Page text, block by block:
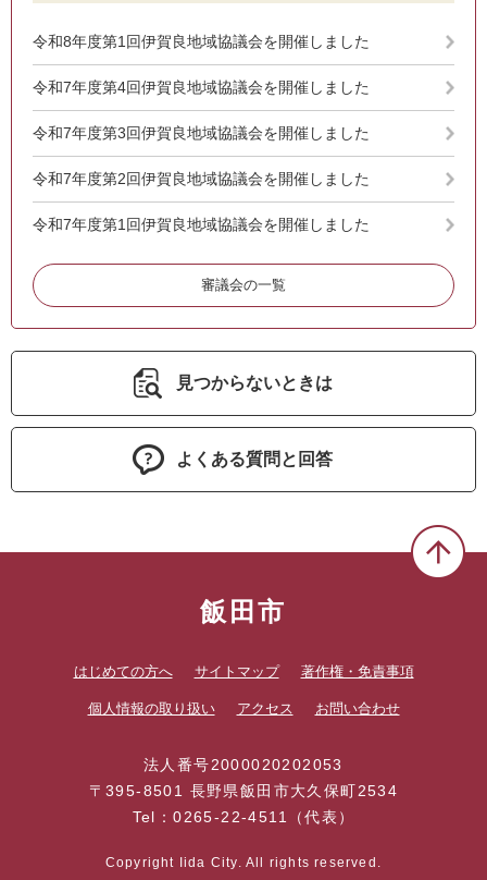
令和8年度第1回伊賀良地域協議会を開催しました
令和7年度第4回伊賀良地域協議会を開催しました
令和7年度第3回伊賀良地域協議会を開催しました
令和7年度第2回伊賀良地域協議会を開催しました
令和7年度第1回伊賀良地域協議会を開催しました
審議会の一覧
見つからないときは
よくある質問と回答
飯田市
はじめての方へ サイトマップ 著作権・免責事項
個人情報の取り扱い アクセス お問い合わせ
法人番号2000020202053
〒395-8501 長野県飯田市大久保町2534
Tel：0265-22-4511（代表）
Copyright Iida City. All rights reserved.